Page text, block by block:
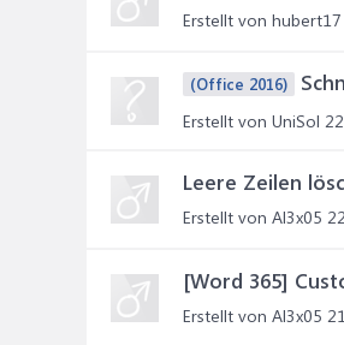
Erstellt von hubert17
(Office 2016)
Erstellt von UniSol
Leere Zeilen
Erstellt von Al3x05
[Word 365]
Erstellt von Al3x05